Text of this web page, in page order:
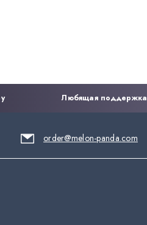
Любящая поддержка
order@melon-panda.com